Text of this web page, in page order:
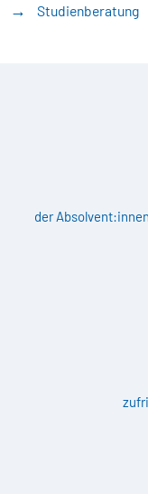
Studienberatung
der